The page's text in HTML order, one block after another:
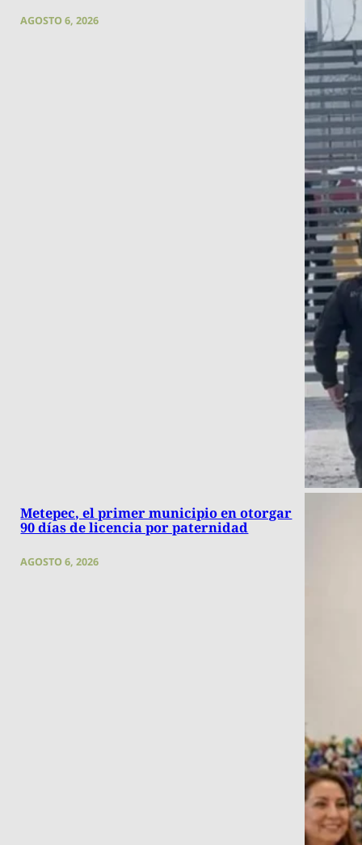
AGOSTO 6, 2026
Metepec, el primer municipio en otorgar
90 días de licencia por paternidad
AGOSTO 6, 2026